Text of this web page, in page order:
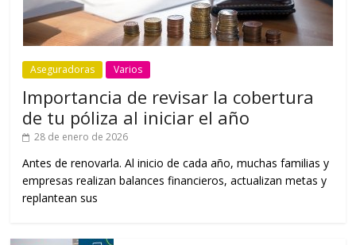
Aseguradoras Varios
Importancia de revisar la cobertura
de tu póliza al iniciar el año
28 de enero de 2026
Antes de renovarla. Al inicio de cada año, muchas familias y
empresas realizan balances financieros, actualizan metas y
replantean sus